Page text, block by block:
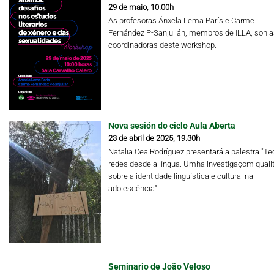
29 de maio, 10.00h
As profesoras Ánxela Lema París e Carme
Fernández P-Sanjulián, membros de ILLA, son
coordinadoras deste workshop.
Nova sesión do ciclo Aula Aberta
23 de abril de 2025, 19.30h
Natalia Cea Rodríguez presentará a palestra
redes desde a língua. Umha investigaçom
sobre a identidade linguística e cultural na
adolescência".
Seminario de João Veloso